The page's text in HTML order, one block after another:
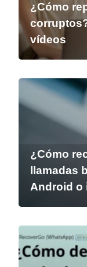
¿Cómo
vídeos
¿Cómo
llamadas
Android o